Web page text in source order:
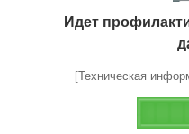
Идет
[Техническая